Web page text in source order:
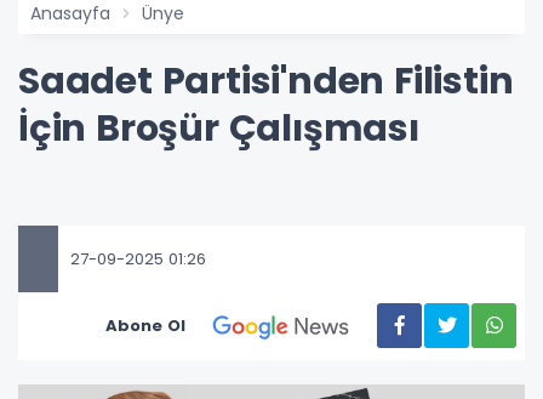
Anasayfa Ünye
Saadet Partisi'nden Filistin
İçin Broşür Çalışması
27-09-2025 01:26
Abone Ol